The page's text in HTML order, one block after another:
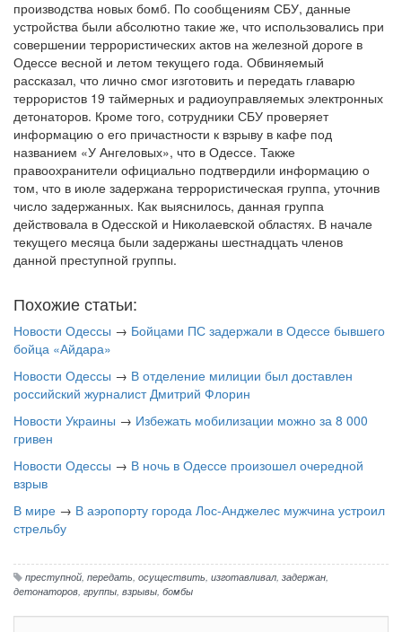
производства новых бомб. По сообщениям СБУ, данные
устройства были абсолютно такие же, что использовались при
совершении террористических актов на железной дороге в
Одессе весной и летом текущего года. Обвиняемый
рассказал, что лично смог изготовить и передать главарю
террористов 19 таймерных и радиоуправляемых электронных
детонаторов. Кроме того, сотрудники СБУ проверяет
информацию о его причастности к взрыву в кафе под
названием «У Ангеловых», что в Одессе. Также
правоохранители официально подтвердили информацию о
том, что в июле задержана террористическая группа, уточнив
число задержанных. Как выяснилось, данная группа
действовала в Одесской и Николаевской областях. В начале
текущего месяца были задержаны шестнадцать членов
данной преступной группы.
Похожие статьи:
Новости Одессы → Бойцами ПС задержали в Одессе бывшего
бойца «Айдара»
Новости Одессы → В отделение милиции был доставлен
российский журналист Дмитрий Флорин
Новости Украины → Избежать мобилизации можно за 8 000
гривен
Новости Одессы → В ночь в Одессе произошел очередной
взрыв
В мире → В аэропорту города Лос-Анджелес мужчина устроил
стрельбу
преступной передать осуществить изготавливал задержан
детонаторов группы взрывы бомбы